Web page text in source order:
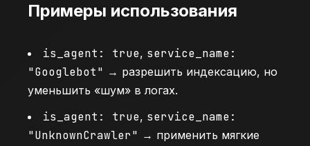
Примеры использования
is_agent: true, service_name:
"Googlebot" → разрешить индексацию, но
уменьшить «шум» в логах.
is_agent: true, service_name:
"UnknownCrawler" → применить мягкие